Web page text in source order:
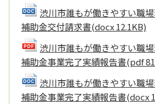
渋川市誰もが働きやすい職
補助金交付請求書(docx 12.1KB)
渋川市誰もが働きやすい職
補助金事業完了実績報告書(pdf
渋川市誰もが働きやすい職
補助金事業完了実績報告書(docx